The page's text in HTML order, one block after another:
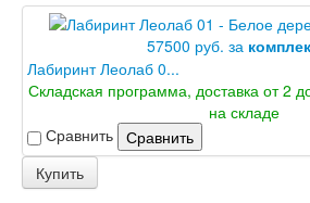
Интекрон Италия
Интекрон Колизей
Интекрон Колизей Белый
Интекрон Неаполь
Интекрон Олимпия
Интекрон Премьера
Интекрон Профит
57500 руб. за
Лабиринт Леолаб 0...
Складская программа, доставка от 2
на складе
Сравнить Сравнить
Купить